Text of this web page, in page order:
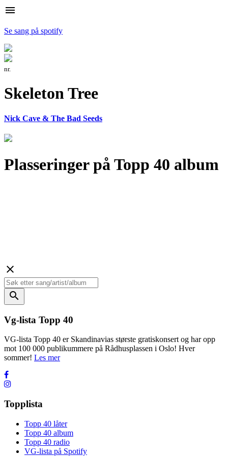
menu
Se sang på spotify
nr.
Skeleton Tree
Nick Cave & The Bad Seeds
Plasseringer på Topp 40 album
close
search
Vg-lista Topp 40
VG-lista Topp 40 er Skandinavias største gratiskonsert og har opp
mot 100 000 publikummere på Rådhusplassen i Oslo! Hver
sommer! Les mer
Topplista
Topp 40 låter
Topp 40 album
Topp 40 radio
VG-lista på Spotify